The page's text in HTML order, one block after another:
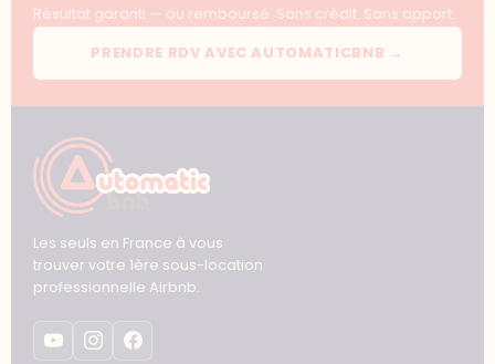
Résultat garanti — ou remboursé. Sans crédit. Sans apport.
PRENDRE RDV AVEC AUTOMATICBNB →
Les seuls en France à vous
trouver votre 1ère sous-location
professionnelle Airbnb.